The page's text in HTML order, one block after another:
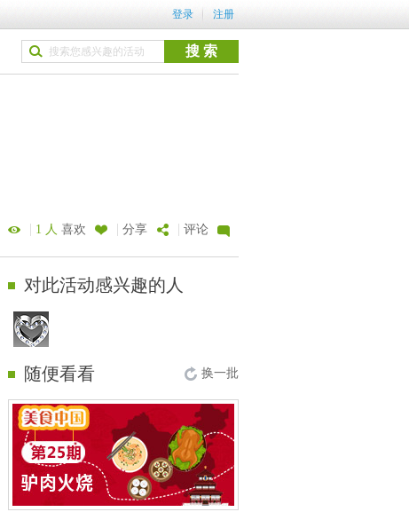
登录 注册
| 1 人 喜欢 | 分享 | 评论
对此活动感兴趣的人
随便看看 换一批